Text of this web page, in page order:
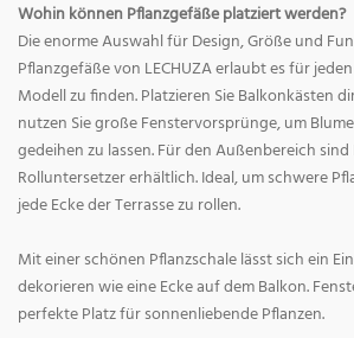
Wohin können Pflanzgefäße platziert werden?
Die enorme Auswahl für Design, Größe und
Pflanzgefäße von LECHUZA erlaubt es für
Modell zu finden. Platzieren Sie Balkonkästen
nutzen Sie große Fenstervorsprünge, um
gedeihen zu lassen. Für den Außenbereich
Rolluntersetzer erhältlich. Ideal, um schwere
jede Ecke der Terrasse zu rollen.
Mit einer schönen Pflanzschale lässt sich ein
dekorieren wie eine Ecke auf dem Balkon.
perfekte Platz für sonnenliebende Pflanzen.